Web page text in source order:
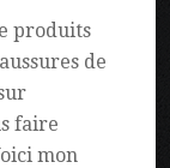
produits
de
faire
mon